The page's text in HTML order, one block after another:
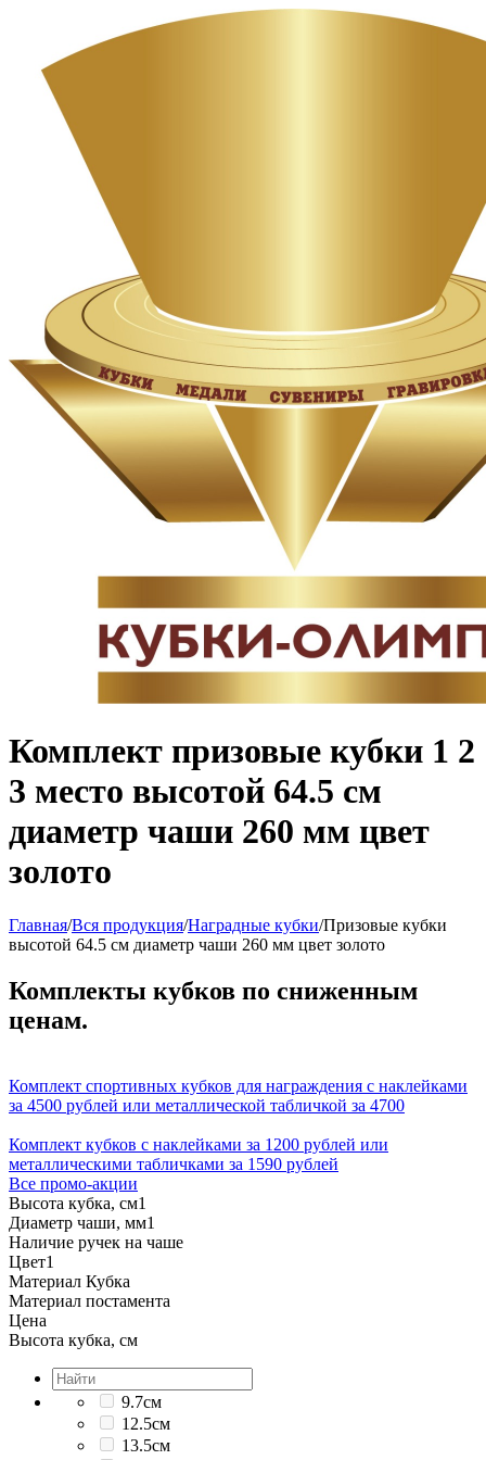
Комплект призовые кубки 1 2
3 место высотой 64.5 см
диаметр чаши 260 мм цвет
золото
Главная/Вся продукция/Наградные кубки/Призовые кубки
высотой 64.5 см диаметр чаши 260 мм цвет золото
Комплекты кубков по сниженным
ценам.
Комплект спортивных кубков для награждения с наклейками
за 4500 рублей или металлической табличкой за 4700
Комплект кубков с наклейками за 1200 рублей или
металлическими табличками за 1590 рублей
Все промо-акции
Высота кубка, см1
Диаметр чаши, мм1
Наличие ручек на чаше
Цвет1
Материал Кубка
Материал постамента
Цена
Высота кубка, см
9.7см
12.5см
13.5см